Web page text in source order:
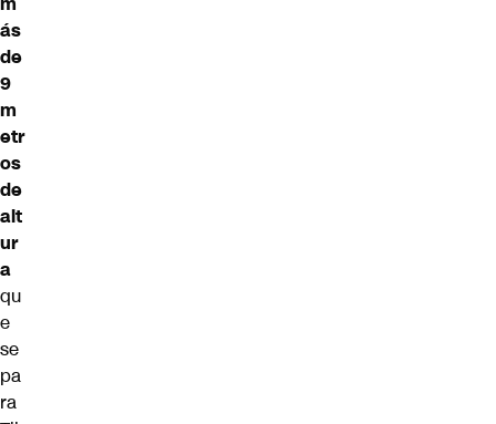
ás
de
9
m
etr
os
de
alt
ur
a
qu
e
se
pa
ra